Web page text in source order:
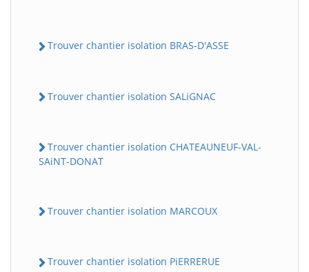
Trouver chantier isolation BRAS-D'ASSE
Trouver chantier isolation SALiGNAC
Trouver chantier isolation CHATEAUNEUF-VAL-
SAiNT-DONAT
Trouver chantier isolation MARCOUX
Trouver chantier isolation PiERRERUE